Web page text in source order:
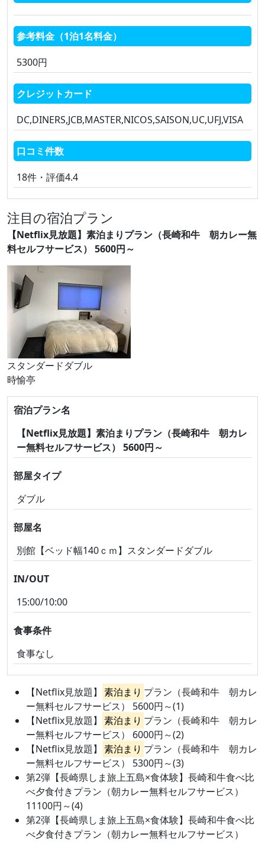
参考料金（1泊1名料金）
5300円
クレジットカード
DC,DINERS,JCB,MASTER,NICOS,SAISON,UC,UFJ,VISA
口コミ件数
18件・評価4.4
注目の宿泊プラン
【Netflix見放題】素泊まりプラン（長崎和牛 朝カレー無
料セルフサービス） 5600円～
スタンダードダブル
時愉亭
宿泊プラン名
【Netflix見放題】素泊まりプラン（長崎和牛 朝カレ
ー無料セルフサービス） 5600円～
部屋タイプ
ダブル
部屋名
別館【ベッド幅140ｃｍ】スタンダードダブル
IN/OUT
15:00/10:00
食事条件
食事なし
【Netflix見放題】 素泊まり プラン（長崎和牛 朝カレ
ー無料セルフサービス） 5600円～(1)
【Netflix見放題】 素泊まり プラン（長崎和牛 朝カレ
ー無料セルフサービス） 6000円～(2)
【Netflix見放題】 素泊まり プラン（長崎和牛 朝カレ
ー無料セルフサービス） 5300円～(3)
第2弾【長崎県しま旅上五島×食体験】長崎和牛食べ比
べ夕食付きプラン（朝カレー無料セルフサービス）
11100円～(4)
第2弾【長崎県しま旅上五島×食体験】長崎和牛食べ比
べ夕食付きプラン（朝カレー無料セルフサービス）